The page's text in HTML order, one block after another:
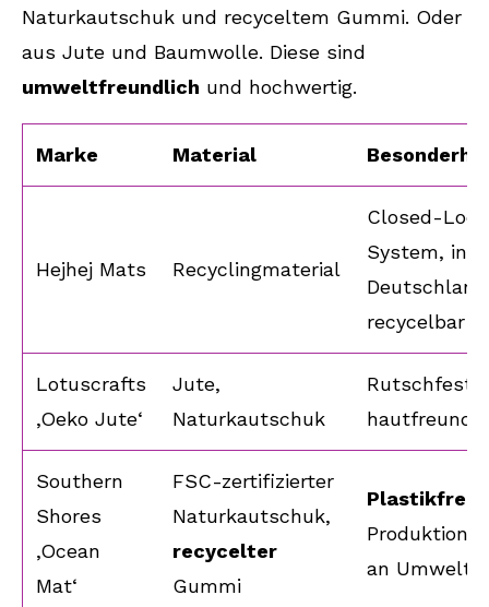
Naturkautschuk und recyceltem Gummi. Oder
aus Jute und Baumwolle. Diese sind
umweltfreundlich und hochwertig.
Marke Material
Hejhej Mats Recyclingmaterial
Closed-
System, in
recycelbar
Lotuscrafts
‚Oeko Jute‘
Jute,
Naturkautschuk
Rutschfest,
Southern
Shores
‚Ocean
Mat‘
FSC-zertifizierter
Naturkautschuk,
recycelter
Gummi
Plastikfreie
Produktion,
an